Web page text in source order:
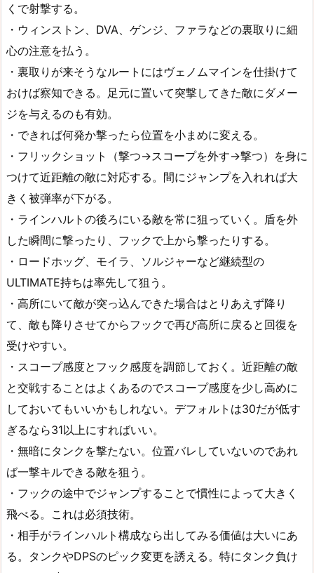
くで射撃する。
・ウィンストン、DVA、ゲンジ、ファラなどの裏取りに細
心の注意を払う。
・裏取りが来そうなルートにはヴェノムマインを仕掛けて
おけば察知できる。足元に置いて突撃してきた敵にダメー
ジを与えるのも有効。
・できれば何発か撃ったら位置を小まめに変える。
・フリックショット（撃つ→スコープを外す→撃つ）を身に
つけて近距離の敵に対応する。間にジャンプを入れれば大
きく被弾率が下がる。
・ラインハルトの後ろにいる敵を常に狙っていく。盾を外
した瞬間に撃ったり、フックで上から撃ったりする。
・ロードホッグ、モイラ、ソルジャーなど継続型の
ULTIMATE持ちは率先して狙う。
・高所にいて敵が突っ込んできた場合はとりあえず降り
て、敵も降りさせてからフックで再び高所に戻ると回復を
受けやすい。
・スコープ感度とフック感度を調節しておく。近距離の敵
と交戦することはよくあるのでスコープ感度を少し高めに
しておいてもいいかもしれない。デフォルトは30だが低す
ぎるなら31以上にすればいい。
・無暗にタンクを撃たない。位置バレしていないのであれ
ば一撃キルできる敵を狙う。
・フックの途中でジャンプすることで慣性によって大きく
飛べる。これは必須技術。
・相手がラインハルト構成なら出してみる価値は大いにあ
る。タンクやDPSのピック変更を誘える。特にタンク負け